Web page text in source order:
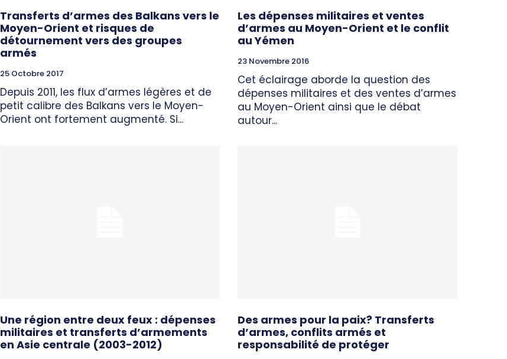
Transferts d’armes des Balkans vers le
Moyen-Orient et risques de
détournement vers des groupes
armés
25 Octobre 2017
Depuis 2011, les flux d’armes légères et de
petit calibre des Balkans vers le Moyen-
Orient ont fortement augmenté. Si...
Les dépenses militaires et ventes
d’armes au Moyen-Orient et le conflit
au Yémen
23 Novembre 2016
Cet éclairage aborde la question des
dépenses militaires et des ventes d’armes
au Moyen-Orient ainsi que le débat
autour...
Une région entre deux feux : dépenses
militaires et transferts d’armements
en Asie centrale (2003-2012)
Des armes pour la paix? Transferts
d’armes, conflits armés et
responsabilité de protéger